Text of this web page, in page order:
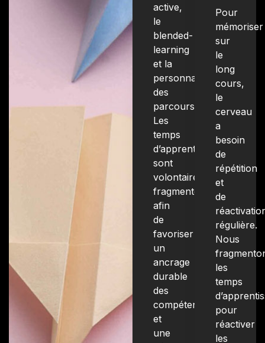
active,
le
blended-
learning
et la
personnalisation
des
parcours.
Les
temps
d’apprentissage
sont
volontairement
fragmentés
afin
de
favoriser
un
ancrage
durable
des
compétences
et
une
Pour
mémoriser
sur
le
long
cours,
le
cerveau
a
besoin
de
répétition
et
de
régulière.
Nous
les
temps
pour
réactiver
les